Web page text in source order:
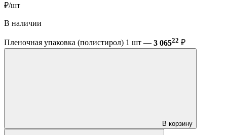
₽/шт
В наличии
Пленочная упаковка (полистирол) 1 шт — 3 06522 ₽
В корзину